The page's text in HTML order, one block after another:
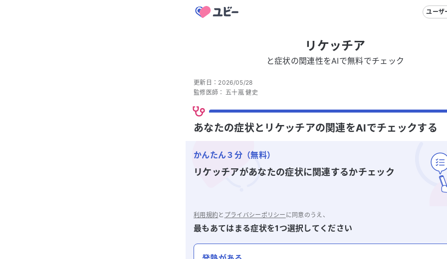
ユーザ
リケッチア
と症状の関連性をAIで無料でチェック
更新日： 2026/05/28
監修医師： 五十嵐 健史
あなたの症状とリケッチアの関連をAIでチェックする
かんたん３分（無料）
リケッチアがあなたの症状に関連するかチェック
利用規約と プライバシーポリシー に同意のうえ、
最もあてはまる症状を1つ選択してください